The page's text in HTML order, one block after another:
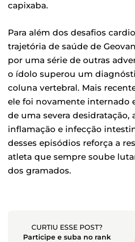
capixaba.
Para além dos desafios
trajetória de saúde de
por uma série de outras
o ídolo superou um
coluna vertebral. Mais
ele foi novamente internado
de uma severa desidratação,
inflamação e infecção
desses episódios reforça a
atleta que sempre soube
dos gramados.
CURTIU ESSE POST?
Participe e suba no rank